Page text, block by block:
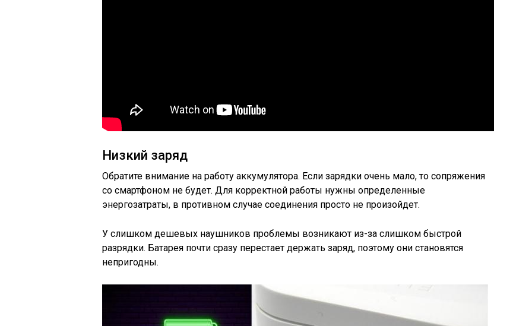
Низкий заряд
Обратите внимание на работу аккумулятора. Если зарядки очень мало, то сопряжения
со смартфоном не будет. Для корректной работы нужны определенные
энергозатраты, в противном случае соединения просто не произойдет.
У слишком дешевых наушников проблемы возникают из-за слишком быстрой
разрядки. Батарея почти сразу перестает держать заряд, поэтому они становятся
непригодны.